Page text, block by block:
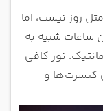
روز نیست، اما
ساعات شبیه به
نور کافی
کنسرت‌ها و